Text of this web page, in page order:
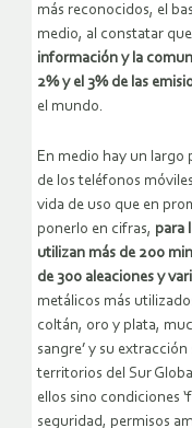
más reconocidos, el
medio, al constatar que l
información y la
2% y el 3% de las
el mundo.
En medio hay un largo
de los teléfonos
vida de uso que en
ponerlo en cifras, para
utilizan más de 200
de 300 aleaciones y
metálicos más
coltán, oro y plata,
sangre’ y su
territorios del Sur
ellos sino condiciones
seguridad, permisos